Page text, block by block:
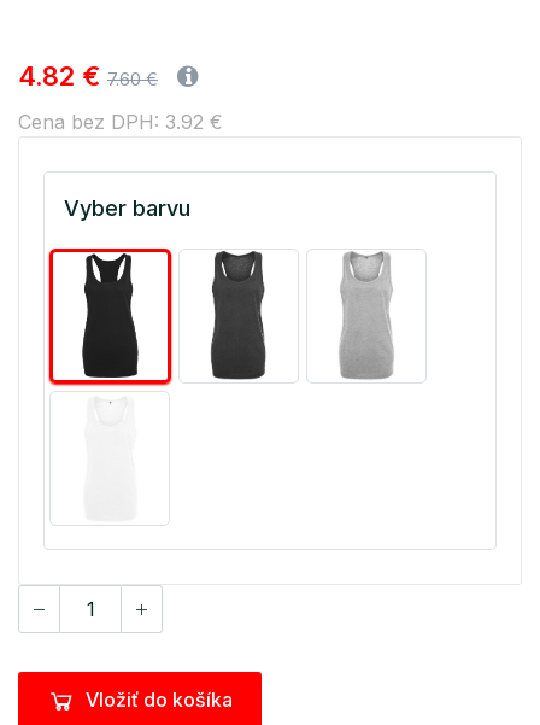
4.82 € 7.60 €
Cena bez DPH: 3.92 €
Vyber barvu
Vložiť do košíka